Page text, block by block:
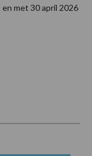
met 30 april 2026